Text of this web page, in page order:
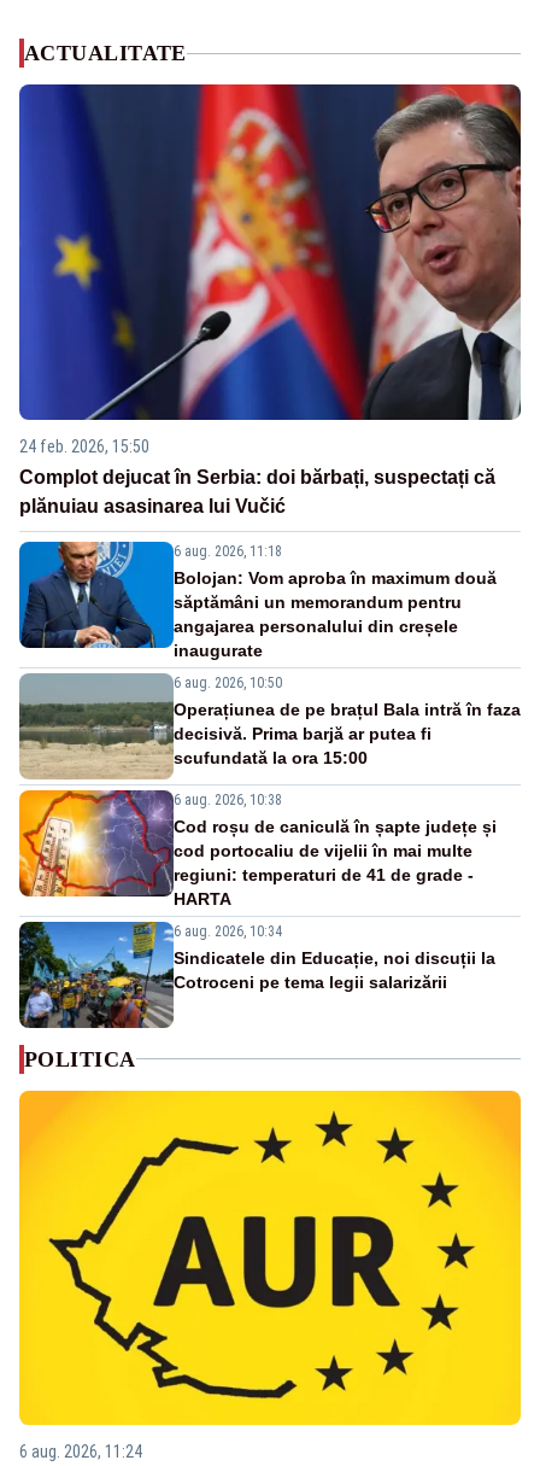
ACTUALITATE
24 feb. 2026, 15:50
Complot dejucat în Serbia: doi bărbați, suspectați că
plănuiau asasinarea lui Vučić
6 aug. 2026, 11:18
Bolojan: Vom aproba în maximum două
săptămâni un memorandum pentru
angajarea personalului din creșele
inaugurate
6 aug. 2026, 10:50
Operațiunea de pe brațul Bala intră în faza
decisivă. Prima barjă ar putea fi
scufundată la ora 15:00
6 aug. 2026, 10:38
Cod roșu de caniculă în șapte județe și
cod portocaliu de vijelii în mai multe
regiuni: temperaturi de 41 de grade -
HARTA
6 aug. 2026, 10:34
Sindicatele din Educație, noi discuții la
Cotroceni pe tema legii salarizării
POLITICA
6 aug. 2026, 11:24